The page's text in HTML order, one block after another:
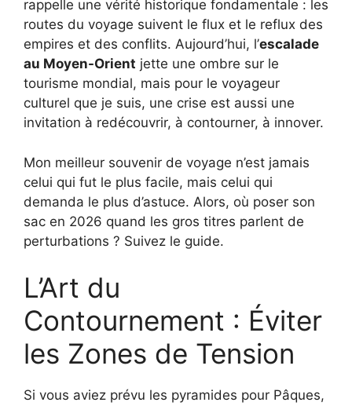
rappelle une vérité historique fondamentale : les
routes du voyage suivent le flux et le reflux des
empires et des conflits. Aujourd’hui, l’escalade
au Moyen-Orient jette une ombre sur le
tourisme mondial, mais pour le voyageur
culturel que je suis, une crise est aussi une
invitation à redécouvrir, à contourner, à innover.
Mon meilleur souvenir de voyage n’est jamais
celui qui fut le plus facile, mais celui qui
demanda le plus d’astuce. Alors, où poser son
sac en 2026 quand les gros titres parlent de
perturbations ? Suivez le guide.
L’Art du
Contournement : Éviter
les Zones de Tension
Si vous aviez prévu les pyramides pour Pâques,